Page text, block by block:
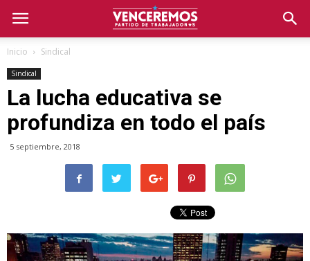
Inicio Sindical
Sindical
La lucha educativa se
profundiza en todo el país
5 septiembre, 2018